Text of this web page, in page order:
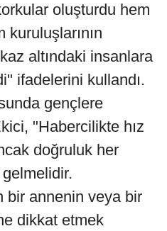
oluşturdu hem
kuruluşlarının
altındaki insanlara
ifadelerini kullandı.
gençlere
"Habercilikte hız
doğruluk her
gelmelidir.
bir annenin veya bir
dikkat etmek